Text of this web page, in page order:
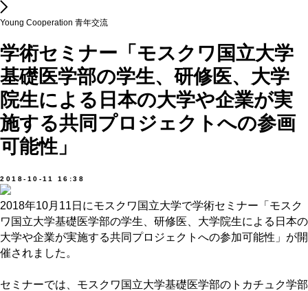
Young Cooperation 青年交流
学術セミナー「モスクワ国立大学
基礎医学部の学生、研修医、大学
院生による日本の大学や企業が実
施する共同プロジェクトへの参画
可能性」
2018-10-11 16:38
2018年10月11日にモスクワ国立大学で学術セミナー「モスク
ワ国立大学基礎医学部の学生、研修医、大学院生による日本の
大学や企業が実施する共同プロジェクトへの参加可能性」が開
催されました。
セミナーでは、モスクワ国立大学基礎医学部のトカチュク学部